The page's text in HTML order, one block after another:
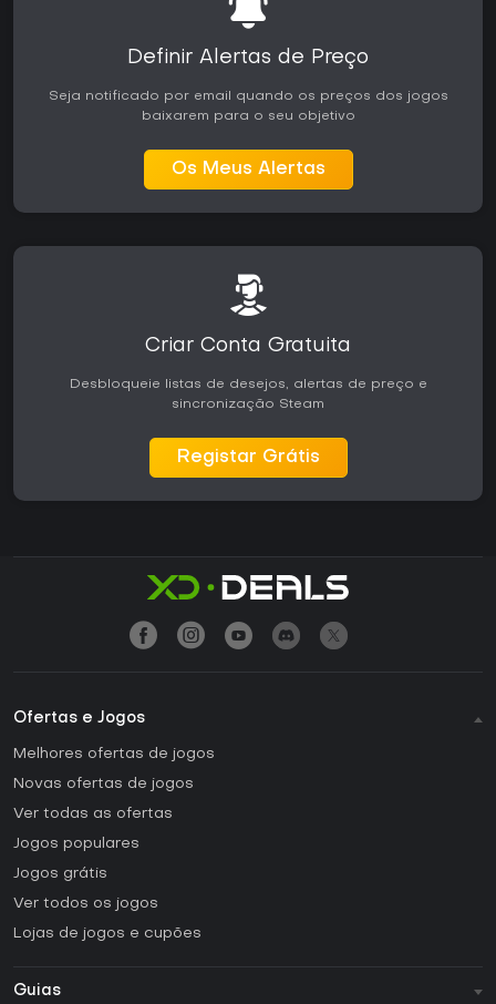
Definir Alertas de Preço
Seja notificado por email quando os preços dos jogos
baixarem para o seu objetivo
Os Meus Alertas
Criar Conta Gratuita
Desbloqueie listas de desejos, alertas de preço e
sincronização Steam
Registar Grátis
Ofertas e Jogos
Melhores ofertas de jogos
Novas ofertas de jogos
Ver todas as ofertas
Jogos populares
Jogos grátis
Ver todos os jogos
Lojas de jogos e cupões
Guias